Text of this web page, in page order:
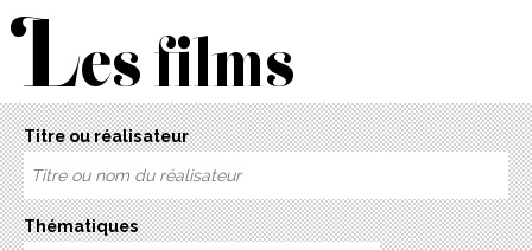
L es films
Titre ou réalisateur
Thématiques